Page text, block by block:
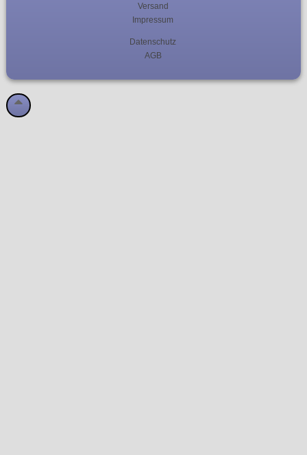
Versand
Impressum
Datenschutz
AGB